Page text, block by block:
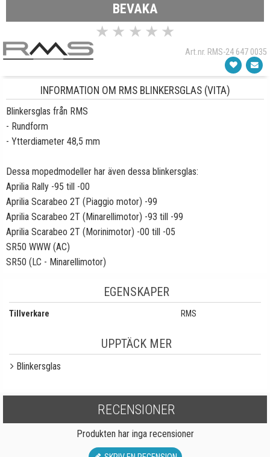
BEVAKA
★ ★ ★ ★ ★
Art.nr. RMS-24 647 0035
INFORMATION OM RMS BLINKERSGLAS (VITA)
Blinkersglas från RMS
- Rundform
- Ytterdiameter 48,5 mm
Dessa mopedmodeller har även dessa blinkersglas:
Aprilia Rally -95 till -00
Aprilia Scarabeo 2T (Piaggio motor) -99
Aprilia Scarabeo 2T (Minarellimotor) -93 till -99
Aprilia Scarabeo 2T (Morinimotor) -00 till -05
SR50 WWW (AC)
SR50 (LC - Minarellimotor)
EGENSKAPER
Tillverkare RMS
UPPTÄCK MER
Blinkersglas
RECENSIONER
Produkten har inga recensioner